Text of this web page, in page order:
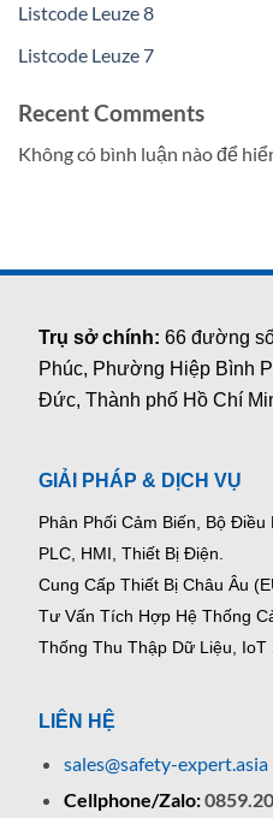
Listcode Leuze 8
Listcode Leuze 7
Recent Comments
Không có bình luận nào để
Trụ sở chính:66 đường
Phúc, Phường Hiệp Bình
Đức, Thành phố Hồ Chí
GIẢI PHÁP & DỊCH VỤ
Phân Phối Cảm Biến, Bộ Điều
PLC, HMI, Thiết Bị Điện.
Cung Cấp Thiết Bị Châu Âu
Tư Vấn Tích Hợp Hệ Thống
Thống Thu Thập Dữ Liệu, IoT
LIÊN HỆ
sales@safety-expert.asia
Cellphone/Zalo: